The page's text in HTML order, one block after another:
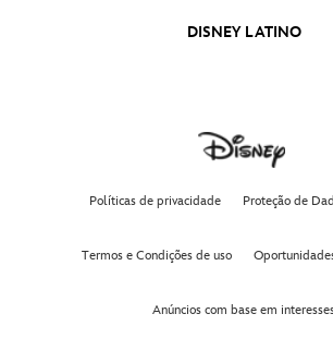
DISNEY LATINO
Políticas de privacidade Proteção de
Termos e Condições de uso
Anúncios com base em